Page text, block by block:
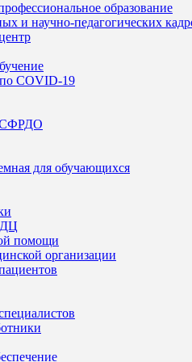
образование
и научно-педагогических
COVID-19
для обучающихся
помощи
организации